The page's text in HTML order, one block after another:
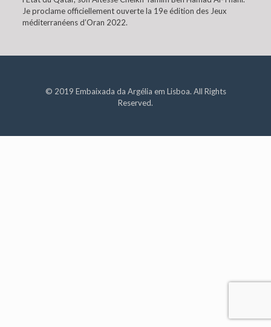
Je proclame officiellement ouverte la 19e édition des Jeux
méditerranéens d’Oran 2022.
© 2019 Embaixada da Argélia em Lisboa. All Rights
Reserved.